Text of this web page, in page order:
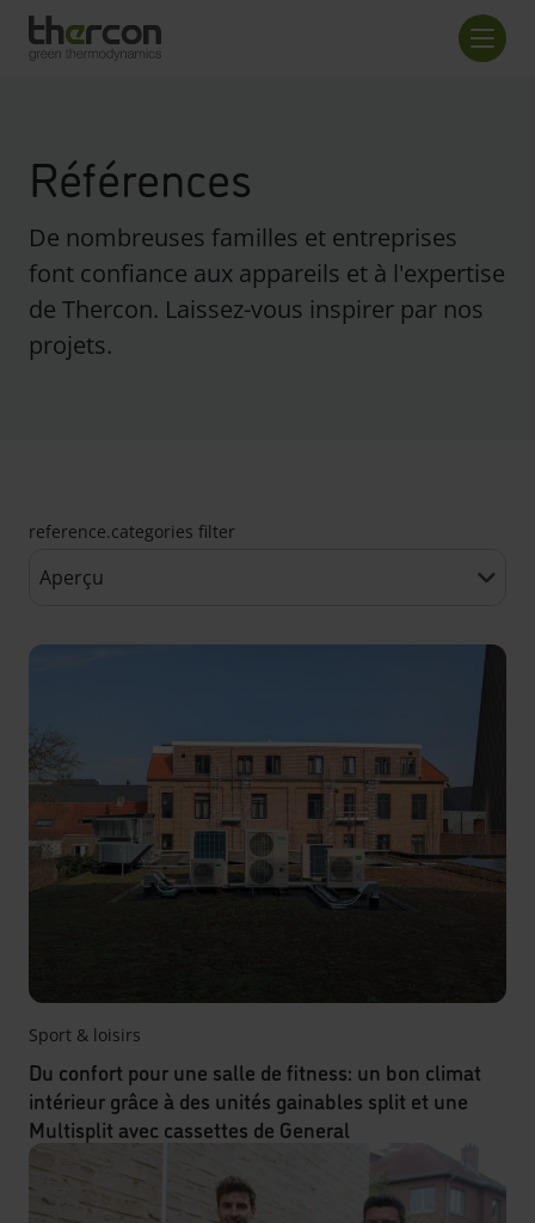
screenreader.back to home
Références
De nombreuses familles et entreprises
font confiance aux appareils et à l'expertise
de Thercon. Laissez-vous inspirer par nos
projets.
reference.categories filter
Sport & loisirs
Du confort pour une salle de fitness: un bon climat
intérieur grâce à des unités gainables split et une
Multisplit avec cassettes de General